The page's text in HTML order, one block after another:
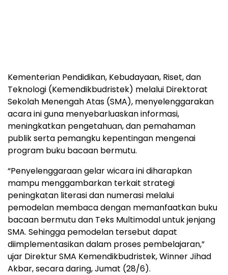
Kementerian Pendidikan, Kebudayaan, Riset, dan
Teknologi (Kemendikbudristek) melalui Direktorat
Sekolah Menengah Atas (SMA), menyelenggarakan
acara ini guna menyebarluaskan informasi,
meningkatkan pengetahuan, dan pemahaman
publik serta pemangku kepentingan mengenai
program buku bacaan bermutu.
“Penyelenggaraan gelar wicara ini diharapkan
mampu menggambarkan terkait strategi
peningkatan literasi dan numerasi melalui
pemodelan membaca dengan memanfaatkan buku
bacaan bermutu dan Teks Multimodal untuk jenjang
SMA. Sehingga pemodelan tersebut dapat
diimplementasikan dalam proses pembelajaran,”
ujar Direktur SMA Kemendikbudristek, Winner Jihad
Akbar, secara daring, Jumat (28/6).